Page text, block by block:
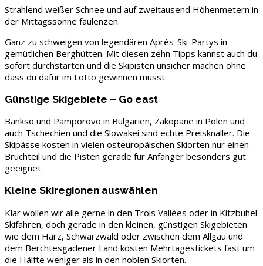
Strahlend weißer Schnee und auf zweitausend Höhenmetern in
der Mittagssonne faulenzen.
Ganz zu schweigen von legendären Après-Ski-Partys in
gemütlichen Berghütten. Mit diesen zehn Tipps kannst auch du
sofort durchstarten und die Skipisten unsicher machen ohne
dass du dafür im Lotto gewinnen musst.
Günstige Skigebiete – Go east
Bankso und Pamporovo in Bulgarien, Zakopane in Polen und
auch Tschechien und die Slowakei sind echte Preisknaller. Die
Skipässe kosten in vielen osteuropäischen Skiorten nur einen
Bruchteil und die Pisten gerade für Anfänger besonders gut
geeignet.
Kleine Skiregionen auswählen
Klar wollen wir alle gerne in den Trois Vallées oder in Kitzbühel
Skifahren, doch gerade in den kleinen, günstigen Skigebieten
wie dem Harz, Schwarzwald oder zwischen dem Allgäu und
dem Berchtesgadener Land kosten Mehrtagestickets fast um
die Hälfte weniger als in den noblen Skiorten.